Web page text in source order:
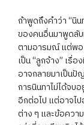
ถ้าพูดถึงคำว่า “นิน
ของคนอื่นมาพูดลับ
ตามอารมณ์ แต่พอ
เป็น “ลูกจ้าง” เรื่
อาจกลายมาเป็นปั
การนินทาไม่ได้จบ
อีกต่อไป แต่อาจไ
ต่าง ๆ และข้อควา